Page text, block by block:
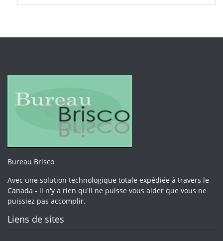
Bureau Brisco
Avec une solution technologique totale expédiée à travers le
Canada - il n'y a rien qu'il ne puisse vous aider que vous ne
puissiez pas accomplir.
Liens de sites